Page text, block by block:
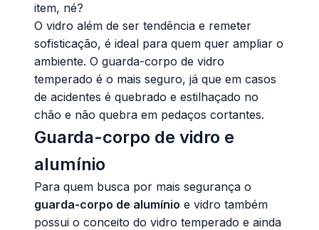
item, né?
O vidro além de ser tendência e remeter
sofisticação, é ideal para quem quer ampliar o
ambiente. O guarda-corpo de vidro
temperado é o mais seguro, já que em casos
de acidentes é quebrado e estilhaçado no
chão e não quebra em pedaços cortantes.
Guarda-corpo de vidro e
alumínio
Para quem busca por mais segurança o
guarda-corpo de alumínio e vidro também
possui o conceito do vidro temperado e ainda